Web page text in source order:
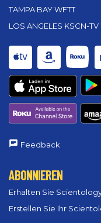
TAMPA BAY WFTT
LOS ANGELES KSCN-TV
Feedback
ABONNIEREN
Erhalten Sie
Erstellen Sie Ihr